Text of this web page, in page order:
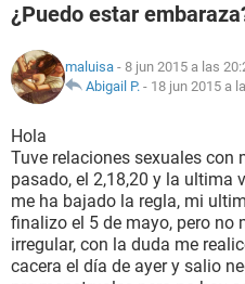
FAMILIA
NUTRICIÓN
BIENESTAR
SEXUALIDAD
GLOSARIO
¿Puedo estar
maluisa - 8 jun 2015 a las
Abigail P. - 18 jun 2015 a
Hola
Tuve relaciones sexuales con
pasado, el 2,18,20 y la ultima
me ha bajado la regla, mi
finalizo el 5 de mayo, pero no
irregular, con la duda me
cacera el día de ayer y salio